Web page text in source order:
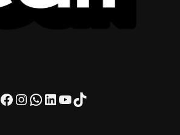
Facebook
Instagram
WhatsApp
LinkedIn
Youtube
TikTok